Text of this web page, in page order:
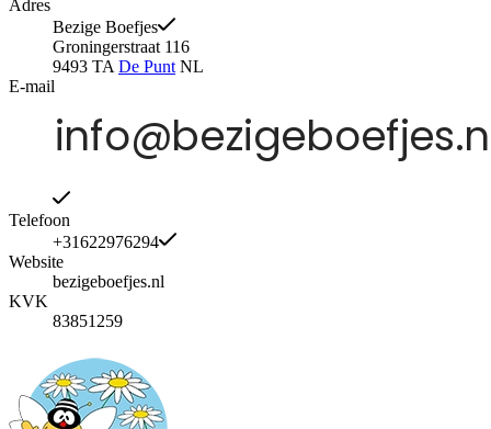
Adres
Bezige Boefjes
Groningerstraat 116
9493 TA De Punt NL
E-mail
Telefoon
+31622976294
Website
bezigeboefjes.nl
KVK
83851259